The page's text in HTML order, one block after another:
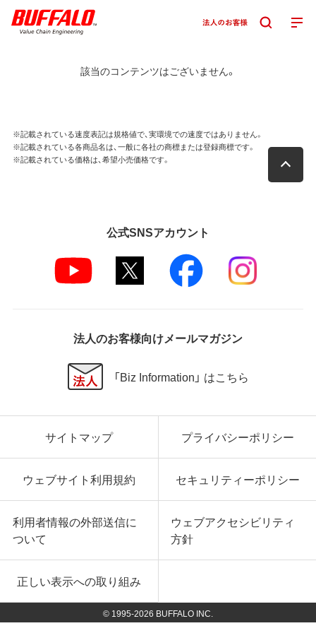
該当のコンテンツはございません。
※記載されている速度表記は規格値で、実環境での速度ではありません。
※記載されている各商品名は、一般に各社の商標または登録商標です。
※記載されている価格は、希望小売価格です。
公式SNSアカウント
法人のお客様向けメールマガジン
「Biz Information」 はこちら
サイトマップ プライバシーポリシー
ウェブサイト利用規約 セキュリティーポリシー
利用者情報の外部送信に
ついて
ウェブアクセシビリティ
方針
正しい表示への取り組み
© 1995-2026 BUFFALO INC.